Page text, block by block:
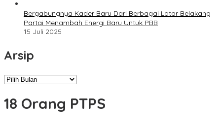
Bergabungnya Kader Baru Dari Berbagai Latar Belakang
Partai Menambah Energi Baru Untuk PBB
15 Juli 2025
Arsip
Arsip
18 Orang PTPS